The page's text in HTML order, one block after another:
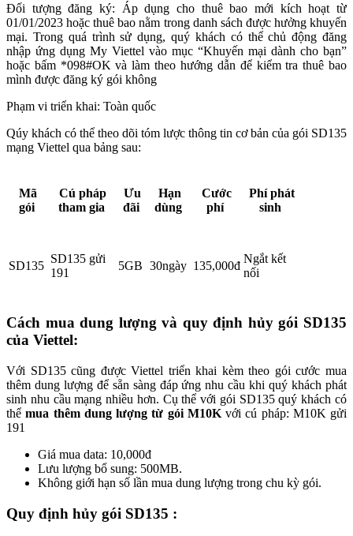
Đối tượng đăng ký: Áp dụng cho thuê bao mới kích hoạt từ
01/01/2023 hoặc thuê bao nằm trong danh sách được hưởng khuyến
mại. Trong quá trình sử dụng, quý khách có thể chủ động đăng
nhập ứng dụng My Viettel vào mục “Khuyến mại dành cho bạn”
hoặc bấm *098#OK và làm theo hướng dẫn để kiểm tra thuê bao
mình được đăng ký gói không
Phạm vi triển khai: Toàn quốc
Qúy khách có thể theo dõi tóm lược thông tin cơ bản của gói SD135
mạng Viettel qua bảng sau:
Mã
gói
Cú pháp
tham gia
Ưu
đãi
Hạn
dùng
Cước
phí
Phí phát
sinh
SD135
SD135 gửi
191
5GB 30ngày 135,000đ
Ngắt kết
nối
Cách mua dung lượng và quy định hủy gói SD135
của Viettel:
Với SD135 cũng được Viettel triển khai kèm theo gói cước mua
thêm dung lượng để sẵn sàng đáp ứng nhu cầu khi quý khách phát
sinh nhu cầu mạng nhiều hơn. Cụ thể với gói SD135 quý khách có
thểmua thêm dung lượng từ gói M10Kvới cú pháp: M10K gửi
191
Giá mua data: 10,000đ
Lưu lượng bổ sung: 500MB.
Không giới hạn số lần mua dung lượng trong chu kỳ gói.
Quy định hủy gói SD135 :